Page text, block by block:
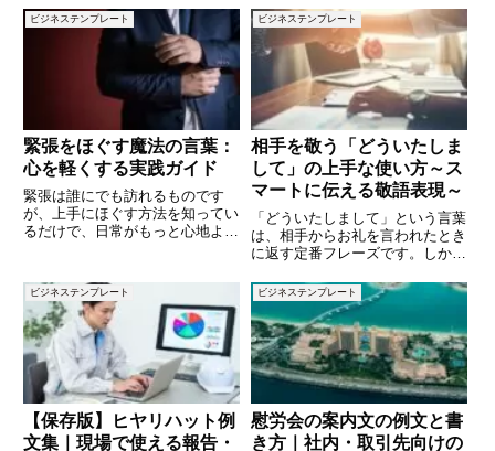
ガンは、目指す方向性を示し、士
気を高める力となります。この記
事では、看護の現場で活用できる
スローガンの例を10個ご紹介し
絡や確認が必要な際に用いられる
言葉ですが、具体的にどのような
場面で適切に使えるのか理解して
いますか？この記事では、「架電
の件
ビジネステンプレート
緊張をほぐす魔法の言葉：
心を軽くする実践ガイド
緊張は誰にでも訪れるものです
が、上手にほぐす方法を知ってい
るだけで、日常がもっと心地よく
その効果や活用法を詳しく解説し
ます。言葉の力で心を穏やかにす
るコツを身につけましょう。 (a
ビジネステンプレート
相手を敬う「どういたしま
して」の上手な使い方～ス
マートに伝える敬語表現～
「どういたしまして」という言葉
は、相手からお礼を言われたとき
に返す定番フレーズです。しか
ため、目上の人やビジネスシーン
では少し使いづらいと感じる方も
いるのではないでしょうか。本記
事では、「どういたしまして」の
敬
ビジネステンプレート
【保存版】ヒヤリハット例
文集｜現場で使える報告・
ビジネステンプレート
慰労会の案内文の例文と書
き方｜社内・取引先向けの